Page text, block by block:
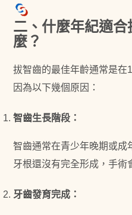
二、什麼年紀適
麼？
拔智齒的最佳年齡通常是在
因為以下幾個原因：
智齒生長階段 ：
智齒通常在青少年晚期或成
牙根還沒有完全形成，手術
牙齒發育完成 ：